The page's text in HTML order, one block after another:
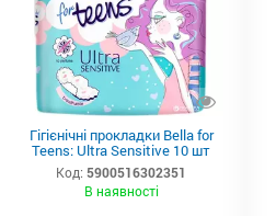
Гігієнічні прокладки Bella for
Teens: Ultra Sensitive 10 шт
Код: 5900516302351
В наявності